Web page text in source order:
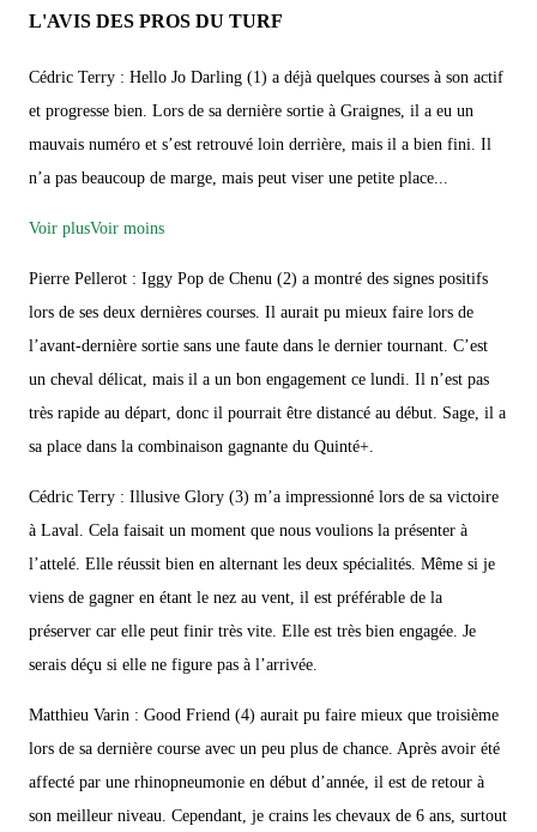
L'AVIS DES PROS DU TURF
Cédric Terry : Hello Jo Darling (1) a déjà quelques courses à son actif
et progresse bien. Lors de sa dernière sortie à Graignes, il a eu un
mauvais numéro et s’est retrouvé loin derrière, mais il a bien fini. Il
n’a pas beaucoup de marge, mais peut viser une petite place...
Voir plusVoir moins
Pierre Pellerot : Iggy Pop de Chenu (2) a montré des signes positifs
lors de ses deux dernières courses. Il aurait pu mieux faire lors de
l’avant-dernière sortie sans une faute dans le dernier tournant. C’est
un cheval délicat, mais il a un bon engagement ce lundi. Il n’est pas
très rapide au départ, donc il pourrait être distancé au début. Sage, il a
sa place dans la combinaison gagnante du Quinté+.
Cédric Terry : Illusive Glory (3) m’a impressionné lors de sa victoire
à Laval. Cela faisait un moment que nous voulions la présenter à
l’attelé. Elle réussit bien en alternant les deux spécialités. Même si je
viens de gagner en étant le nez au vent, il est préférable de la
préserver car elle peut finir très vite. Elle est très bien engagée. Je
serais déçu si elle ne figure pas à l’arrivée.
Matthieu Varin : Good Friend (4) aurait pu faire mieux que troisième
lors de sa dernière course avec un peu plus de chance. Après avoir été
affecté par une rhinopneumonie en début d’année, il est de retour à
son meilleur niveau. Cependant, je crains les chevaux de 6 ans, surtout